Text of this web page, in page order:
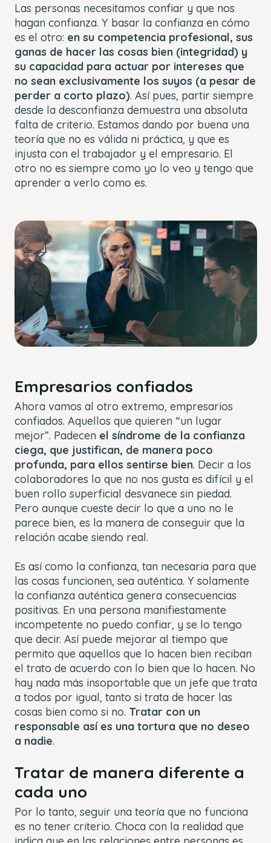
Las personas necesitamos confiar y que nos
hagan confianza. Y basar la confianza en cómo
es el otro: en su competencia profesional, sus
ganas de hacer las cosas bien (integridad) y
su capacidad para actuar por intereses que
no sean exclusivamente los suyos (a pesar de
perder a corto plazo). Así pues, partir siempre
desde la desconfianza demuestra una absoluta
falta de criterio. Estamos dando por buena una
teoría que no es válida ni práctica, y que es
injusta con el trabajador y el empresario. El
otro no es siempre como yo lo veo y tengo que
aprender a verlo como es.
Empresarios confiados
Ahora vamos al otro extremo, empresarios
confiados. Aquellos que quieren “un lugar
mejor”. Padecen el síndrome de la confianza
ciega, que justifican, de manera poco
profunda, para ellos sentirse bien. Decir a los
colaboradores lo que no nos gusta es difícil y el
buen rollo superficial desvanece sin piedad.
Pero aunque cueste decir lo que a uno no le
parece bien, es la manera de conseguir que la
relación acabe siendo real.
Es así como la confianza, tan necesaria para que
las cosas funcionen, sea auténtica. Y solamente
la confianza auténtica genera consecuencias
positivas. En una persona manifiestamente
incompetente no puedo confiar, y se lo tengo
que decir. Así puede mejorar al tiempo que
permito que aquellos que lo hacen bien reciban
el trato de acuerdo con lo bien que lo hacen. No
hay nada más insoportable que un jefe que trata
a todos por igual, tanto si trata de hacer las
cosas bien como si no. Tratar con un
responsable así es una tortura que no deseo
a nadie.
Tratar de manera diferente a
cada uno
Por lo tanto, seguir una teoría que no funciona
es no tener criterio. Choca con la realidad que